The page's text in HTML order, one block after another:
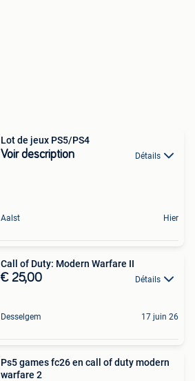
Lot de jeux PS5/PS4
Voir description Détails
Aalst Hier
Call of Duty: Modern Warfare II
€ 25,00 Détails
Desselgem 17 juin 26
Ps5 games fc26 en call of duty modern
warfare 2